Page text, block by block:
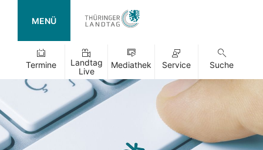
MENÜ
Termine
Landtag
Live
Mediathek Service Suche